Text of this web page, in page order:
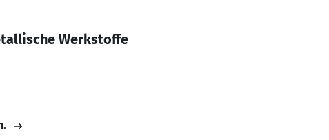
Werkstoffe